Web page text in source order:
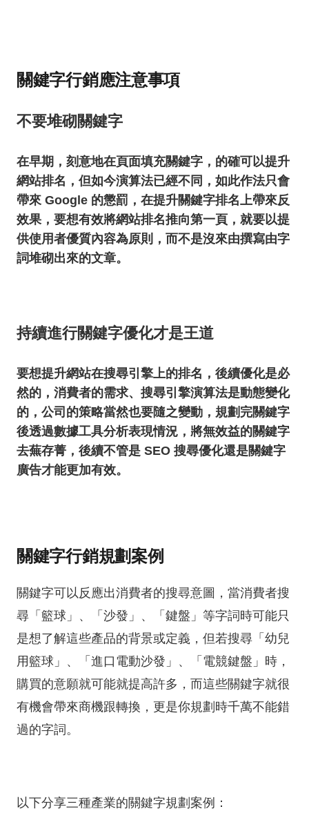
關鍵字行銷應注意事項
不要堆砌關鍵字
在早期，刻意地在頁面填充關鍵字，的確可以提升
網站排名，但如今演算法已經不同，如此作法只會
帶來 Google 的懲罰，在提升關鍵字排名上帶來反
效果，要想有效將網站排名推向第一頁，就要以提
供使用者優質內容為原則，而不是沒來由撰寫由字
詞堆砌出來的文章。
持續進行關鍵字優化才是王道
要想提升網站在搜尋引擎上的排名，後續優化是必
然的，消費者的需求、搜尋引擎演算法是動態變化
的，公司的策略當然也要隨之變動，規劃完關鍵字
後透過數據工具分析表現情況，將無效益的關鍵字
去蕪存菁，後續不管是 SEO 搜尋優化還是關鍵字
廣告才能更加有效。
關鍵字行銷規劃案例
關鍵字可以反應出消費者的搜尋意圖，當消費者搜
尋「籃球」、「沙發」、「鍵盤」等字詞時可能只
是想了解這些產品的背景或定義，但若搜尋「幼兒
用籃球」、「進口電動沙發」、「電競鍵盤」時，
購買的意願就可能就提高許多，而這些關鍵字就很
有機會帶來商機跟轉換，更是你規劃時千萬不能錯
過的字詞。
以下分享三種產業的關鍵字規劃案例：